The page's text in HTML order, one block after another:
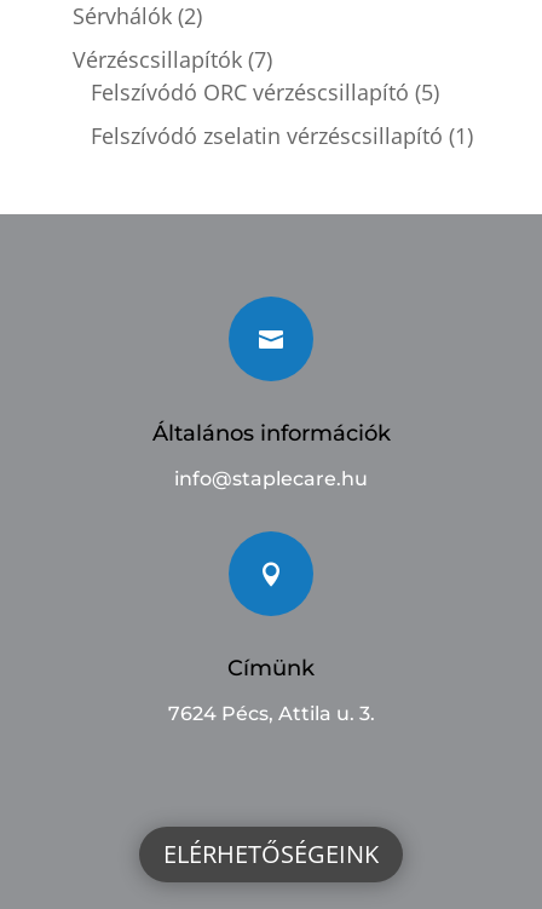
Sérvhálók (2)
Vérzéscsillapítók (7)
Felszívódó ORC vérzéscsillapító (5)
Felszívódó zselatin vérzéscsillapító (1)

Általános információk
info@staplecare.hu

Címünk
7624 Pécs, Attila u. 3.
ELÉRHETŐSÉGEINK